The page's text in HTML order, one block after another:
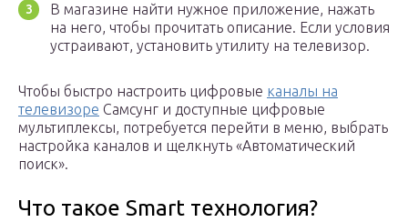
В магазине найти нужное приложение, нажать
на него, чтобы прочитать описание. Если условия
устраивают, установить утилиту на телевизор.
Чтобы быстро настроить цифровые каналы на
телевизоре Самсунг и доступные цифровые
мультиплексы, потребуется перейти в меню, выбрать
настройка каналов и щелкнуть «Автоматический
поиск».
Что такое Smart технология?